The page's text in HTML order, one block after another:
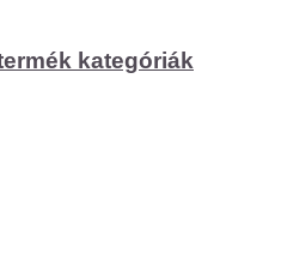
kategóriák